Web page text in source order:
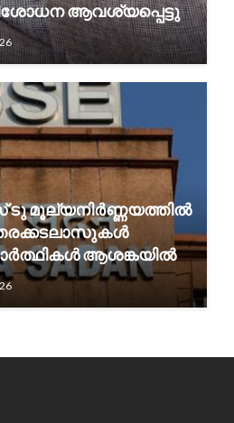
ആവശ്യപ്പെട്ടു
മൂല്യനിർണ്ണയത്തിൽ
ആശങ്കയിൽ